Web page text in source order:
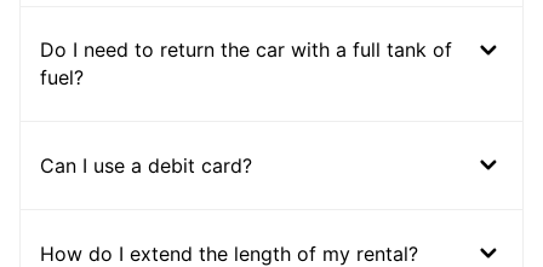
Do I need to return the car with a full tank of
fuel?
Can I use a debit card?
How do I extend the length of my rental?